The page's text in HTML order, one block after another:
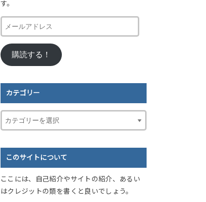
す。
ル
ア
ド
購読する！
カテゴリー
このサイトについて
ここには、自己紹介やサイトの紹介、あるい
はクレジットの類を書くと良いでしょう。